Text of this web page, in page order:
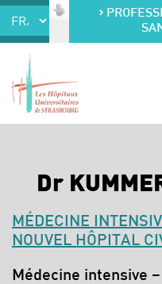
Accéder au contenu
Accéder au menu
Dr
MÉDECINE
NOUVEL HÔPITAL
Spécialités :
Médecine intensive